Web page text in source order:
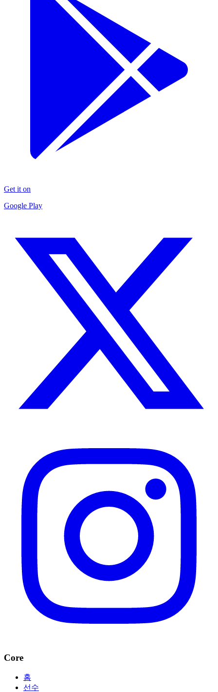
Get it on
Google Play
Core
홈
선수